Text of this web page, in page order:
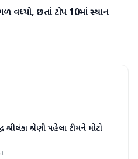
છતાં ટોપ 10માં સ્થાન
શ્રીલંકા શ્રેણી પહેલા ટીમને મોટો